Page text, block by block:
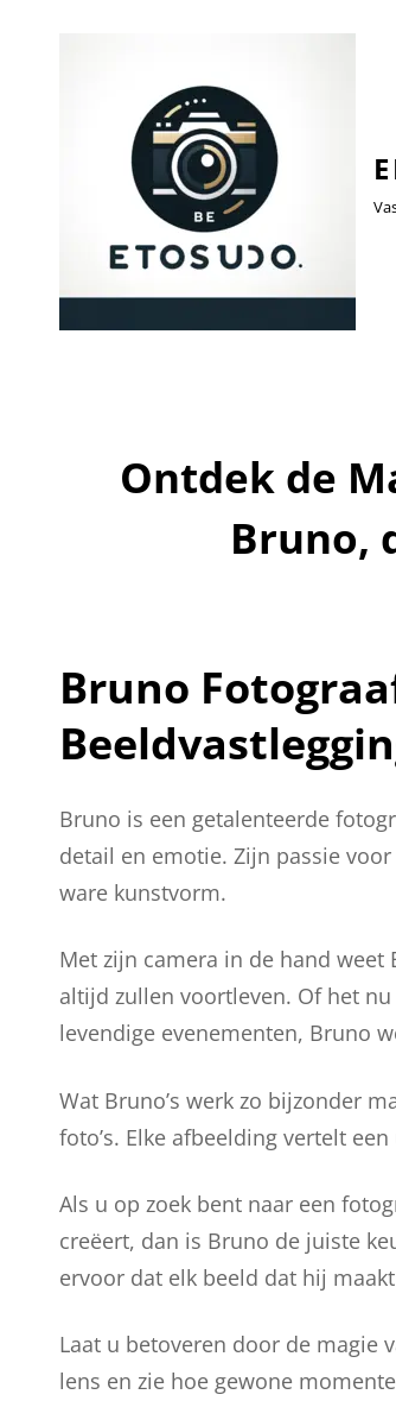
Ontdek de
Bruno,
Bruno
Bruno is een getalenteerde
detail en emotie. Zijn passie
ware kunstvorm.
Met zijn camera in de hand
altijd zullen voortleven. Of het
levendige evenementen, Bruno
Wat Bruno’s werk zo bijzonder
foto’s. Elke afbeelding vertelt
Als u op zoek bent naar een
creëert, dan is Bruno de juiste
ervoor dat elk beeld dat hij
Laat u betoveren door de magie
lens en zie hoe gewone